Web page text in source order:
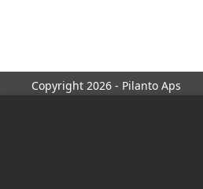
Copyright 2026 - Pilanto Aps